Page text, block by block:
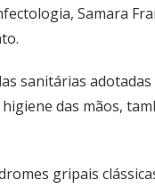
Samara
sanitárias
das mãos,
gripais